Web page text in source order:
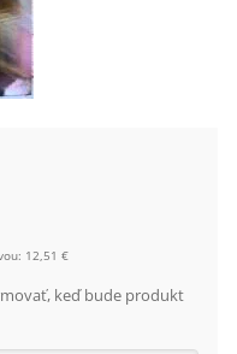
12,51 €
keď bude produkt